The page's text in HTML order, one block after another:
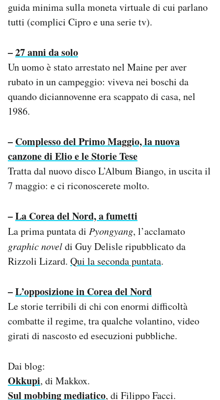
guida minima sulla moneta virtuale di cui parlano
tutti (complici Cipro e una serie tv).
–27 anni da solo
Un uomo è stato arrestato nel Maine per aver
rubato in un campeggio: viveva nei boschi da
quando diciannovenne era scappato di casa, nel
1986.
– Complesso del Primo Maggio, la nuova
canzone di Elio e le Storie Tese
Tratta dal nuovo disco L’Album Biango, in uscita il
7 maggio: e ci riconoscerete molto.
–La Corea del Nord, a fumetti
La prima puntata di Pyongyang, l’acclamato
graphic noveldi Guy Delisle ripubblicato da
Rizzoli Lizard. Qui la seconda puntata.
–L’opposizione in Corea del Nord
Le storie terribili di chi con enormi difficoltà
combatte il regime, tra qualche volantino, video
girati di nascosto ed esecuzioni pubbliche.
Dai blog:
Okkupi, di Makkox.
Sul mobbing mediatico, di Filippo Facci.